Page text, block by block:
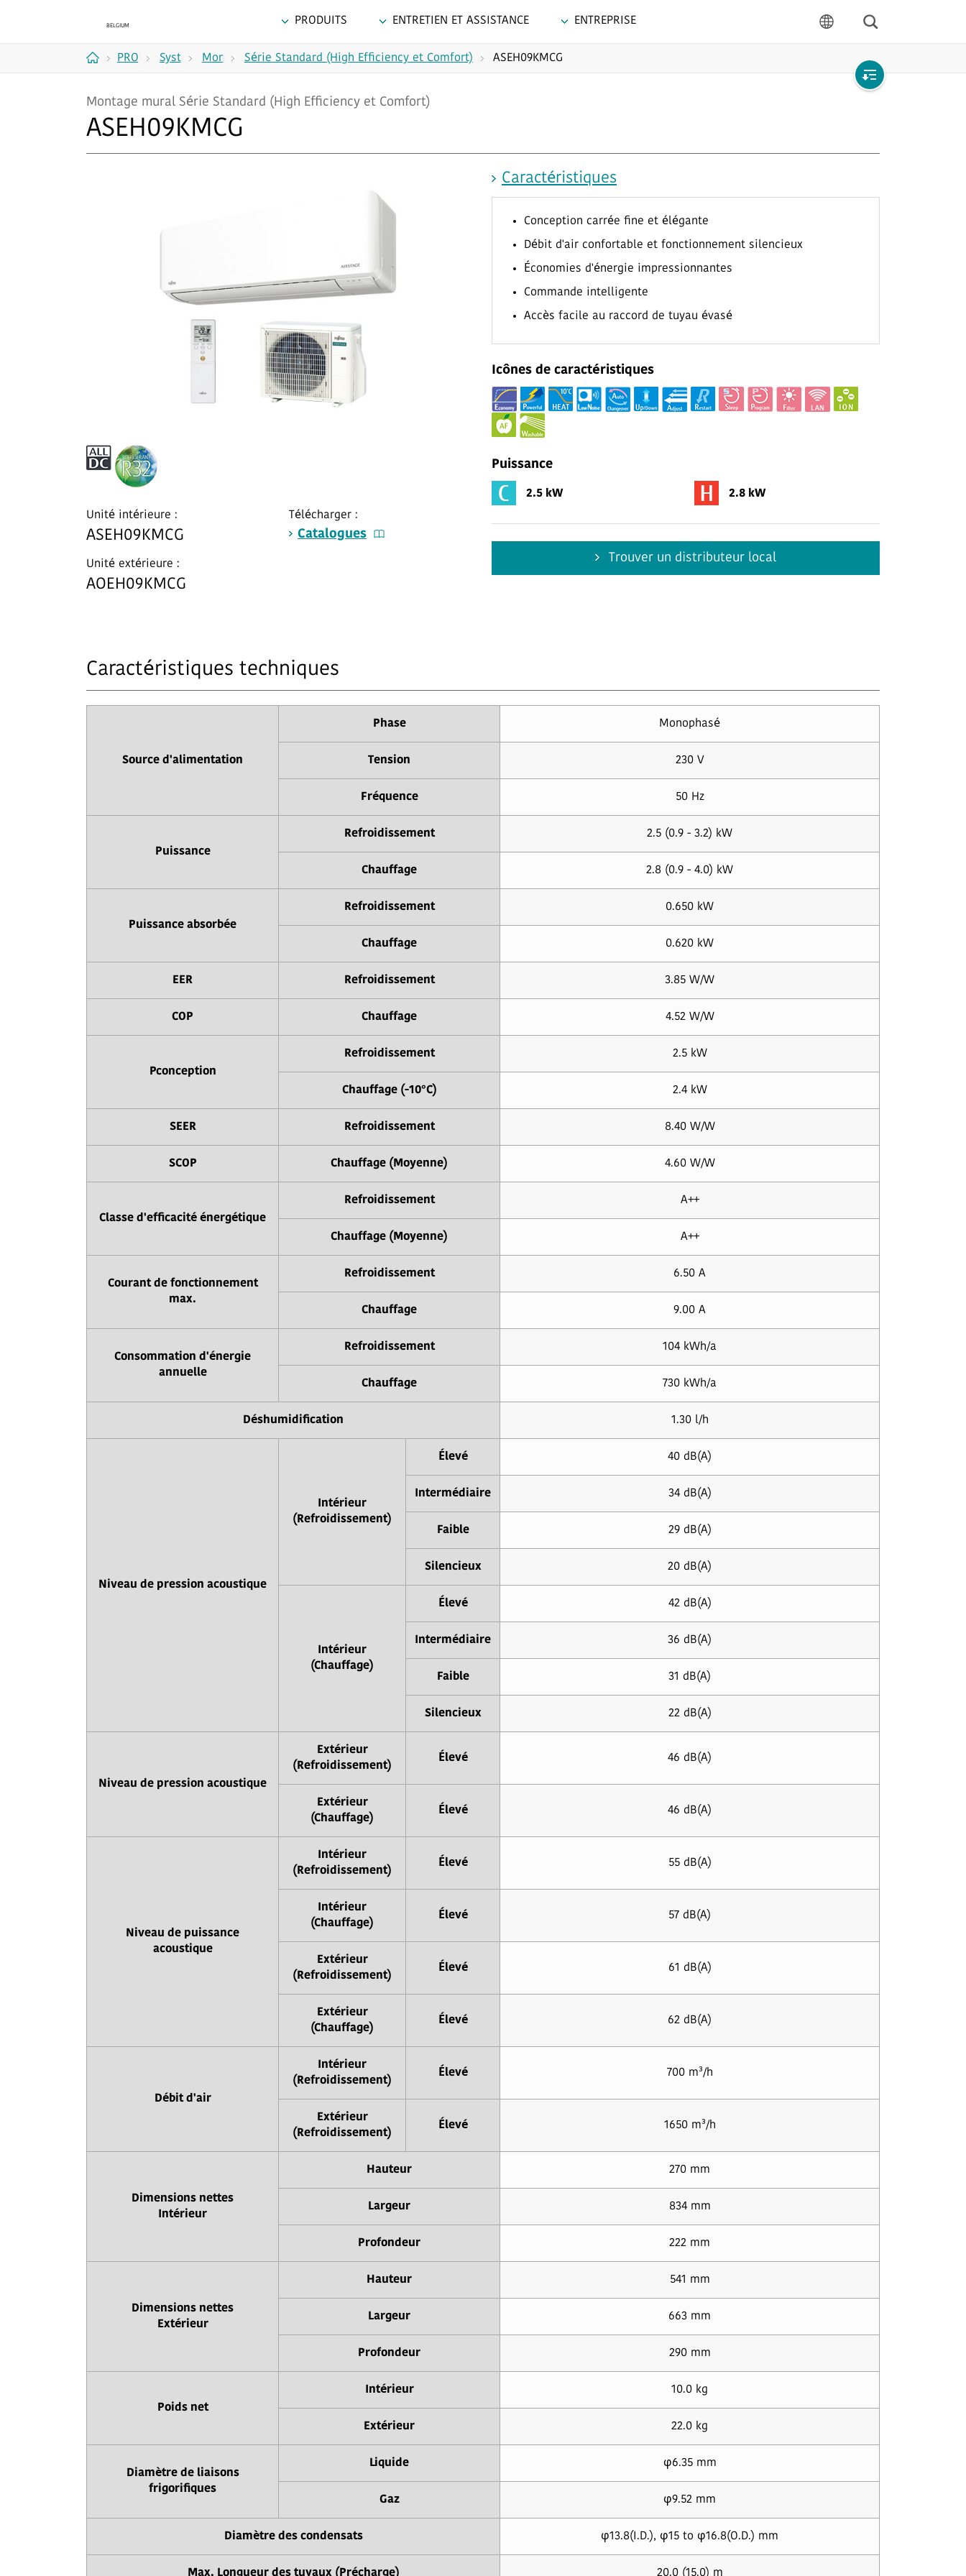
PRODUITS ENTRETIEN ET ASSISTANCE
ENTREPRISE
PRODUITSSystèmesMontageSérie Standard (High Efficiency et Comfort) ASEH09KMCG
Montage mural Série Standard (High Efficiency et Comfort)
ASEH09KMCG
Unité intérieure :
ASEH09KMCG
Unité extérieure :
AOEH09KMCG
Télécharger :
Catalogues
Caractéristiques
Conception carrée fine et élégante
Débit d'air confortable et fonctionnement silencieux
Économies d'énergie impressionnantes
Commande intelligente
Accès facile au raccord de tuyau évasé
Icônes de caractéristiques
Puissance
2.5 kW 2.8 kW
Trouver un distributeur local
Caractéristiques techniques
Source d'alimentation
Phase Monophasé
Tension 230 V
Fréquence 50 Hz
Puissance
Refroidissement 2.5 (0.9 - 3.2) kW
Chauffage 2.8 (0.9 - 4.0) kW
Puissance absorbée
Refroidissement 0.650 kW
Chauffage 0.620 kW
EER Refroidissement 3.85 W/W
COP Chauffage 4.52 W/W
Pconception
Refroidissement 2.5 kW
Chauffage (-10°C) 2.4 kW
SEER Refroidissement 8.40 W/W
SCOP Chauffage (Moyenne) 4.60 W/W
Classe d'efficacité énergétique
Refroidissement A++
Chauffage (Moyenne) A++
Courant de fonctionnement
max.
Refroidissement 6.50 A
Chauffage 9.00 A
Consommation d'énergie
annuelle
Refroidissement 104 kWh/a
Chauffage 730 kWh/a
Déshumidification 1.30 l/h
Niveau de pression acoustique
Intérieur
(Refroidissement)
Élevé 40 dB(A)
Intermédiaire 34 dB(A)
Faible 29 dB(A)
Silencieux 20 dB(A)
Intérieur
(Chauffage)
Élevé 42 dB(A)
Intermédiaire 36 dB(A)
Faible 31 dB(A)
Silencieux 22 dB(A)
Niveau de pression acoustique
Extérieur
(Refroidissement)
Élevé 46 dB(A)
Extérieur
(Chauffage)
Élevé 46 dB(A)
Niveau de puissance
acoustique
Intérieur
(Refroidissement)
Élevé 55 dB(A)
Intérieur
(Chauffage)
Élevé 57 dB(A)
Extérieur
(Refroidissement)
Élevé 61 dB(A)
Extérieur
(Chauffage)
Élevé 62 dB(A)
Débit d'air
Intérieur
(Refroidissement)
Élevé 700 m³/h
Extérieur
(Refroidissement)
Élevé 1650 m³/h
Dimensions nettes
Intérieur
Hauteur 270 mm
Largeur 834 mm
Profondeur 222 mm
Dimensions nettes
Extérieur
Hauteur 541 mm
Largeur 663 mm
Profondeur 290 mm
Poids net
Intérieur 10.0 kg
Extérieur 22.0 kg
Diamètre de liaisons
frigorifiques
Liquide φ6.35 mm
Gaz φ9.52 mm
Diamètre des condensats φ13.8(I.D.), φ15 to φ16.8(O.D.) mm
Max. Longueur des tuyaux (Précharge) 20.0 (15.0) m